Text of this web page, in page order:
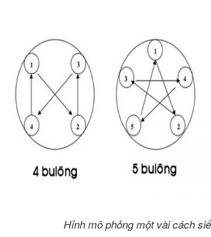
Hỉnh mô phỏng một vài cách